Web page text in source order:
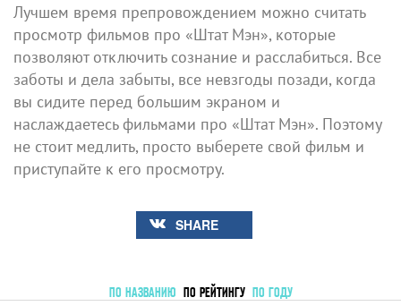
Лучшем время препровождением можно считать
просмотр фильмов про «Штат Мэн», которые
позволяют отключить сознание и расслабиться. Все
заботы и дела забыты, все невзгоды позади, когда
вы сидите перед большим экраном и
наслаждаетесь фильмами про «Штат Мэн». Поэтому
не стоит медлить, просто выберете свой фильм и
приступайте к его просмотру.
SHARE
ПО НАЗВАНИЮ ПО РЕЙТИНГУ ПО ГОДУ